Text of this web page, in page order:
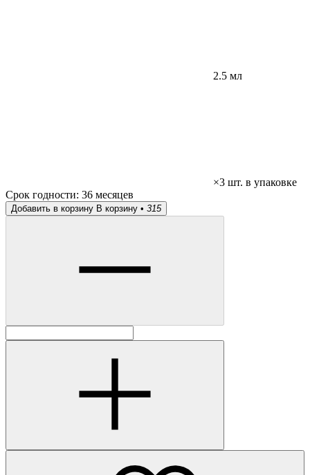
2.5 мл
×3 шт. в упаковке
Срок годности: 36 месяцев
Добавить в корзину В корзину • 315